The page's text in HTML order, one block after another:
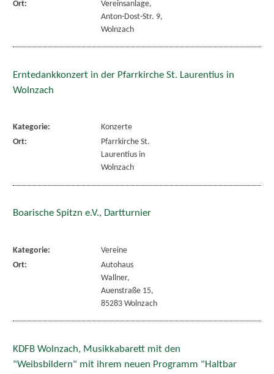
Ort:
Vereinsanlage,
Anton-Dost-Str. 9,
Wolnzach
Erntedankkonzert in der Pfarrkirche St. Laurentius in
Wolnzach
Kategorie:
Konzerte
Ort:
Pfarrkirche St.
Laurentius in
Wolnzach
Boarische Spitzn e.V., Dartturnier
Kategorie:
Vereine
Ort:
Autohaus
Wallner,
Auenstraße 15,
85283 Wolnzach
KDFB Wolnzach, Musikkabarett mit den
"Weibsbildern" mit ihrem neuen Programm "Haltbar